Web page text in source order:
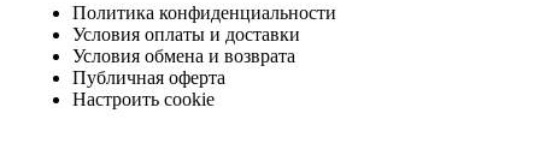
Политика конфиденциальности
Условия оплаты и доставки
Условия обмена и возврата
Публичная оферта
Настроить cookie